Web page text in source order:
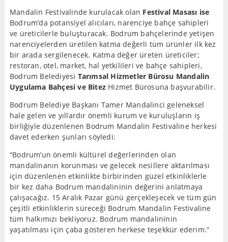
Mandalin Festivalinde kurulacak olan Festival Masası ise
Bodrum’da potansiyel alıcıları, narenciye bahçe sahipleri
ve üreticilerle buluşturacak. Bodrum bahçelerinde yetişen
narenciyelerden üretilen katma değerli tüm ürünler ilk kez
bir arada sergilenecek. Katma değer üreten üreticiler;
restoran, otel, market, hal yetkilileri ve bahçe sahipleri,
Bodrum Belediyesi Tarımsal Hizmetler Bürosu Mandalin
Uygulama Bahçesi ve Bitez Hizmet Bürosuna başvurabilir.
Bodrum Belediye Başkanı Tamer Mandalinci geleneksel
hale gelen ve yıllardır önemli kurum ve kuruluşların iş
birliğiyle düzenlenen Bodrum Mandalin Festivaline herkesi
davet ederken şunları söyledi:
“Bodrum’un önemli kültürel değerlerinden olan
mandalinanın korunması ve gelecek nesillere aktarılması
için düzenlenen etkinlikte birbirinden güzel etkinliklerle
bir kez daha Bodrum mandalininin değerini anlatmaya
çalışacağız. 15 Aralık Pazar günü gerçekleşecek ve tüm gün
çeşitli etkinliklerin süreceği Bodrum Mandalin Festivaline
tüm halkımızı bekliyoruz. Bodrum mandalininin
yaşatılması için çaba gösteren herkese teşekkür ederim.”